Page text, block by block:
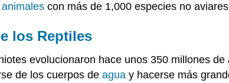
animales con más de 1,000 especies no
los Reptiles
evolucionaron hace unos 350 millones
de los cuerpos de agua y hacerse más